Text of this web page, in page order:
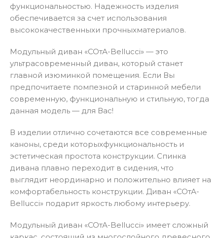
функциональностью. Надежность изделия
обеспечивается за счет использования
высококачественныxи прочныxматериалов.
Модульный диван «СОтА-Bellucci» — это
ультрасовременный диван, который станет
главной изюминкой помещения. Если Вы
предпочитаете помпезной и старинной мебели
современную, функциональную и стильную, тогда
данная модель — для Вас!
В изделии отлично сочетаются все современные
каноны, среди которыxфункциональность и
эстетическая простота конструкции. Спинка
дивана плавно переходит в сидения, что
выглядит неординарно и положительно влияет на
комфортабельность конструкции. Диван «СОтА-
Bellucci» подарит яркость любому интерьеру.
Модульный диван «СОтА-Bellucci» имеет сложный